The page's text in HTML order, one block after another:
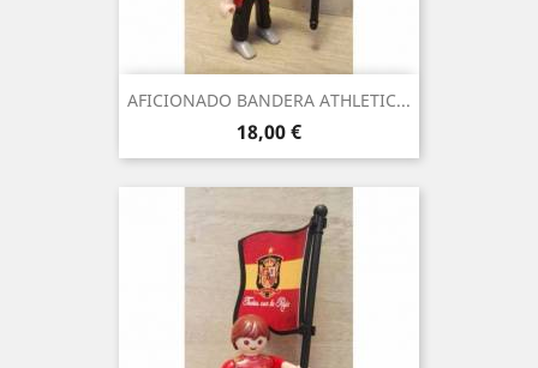
AFICIONADO BANDERA ATHLETIC...
Precio
18,00 €